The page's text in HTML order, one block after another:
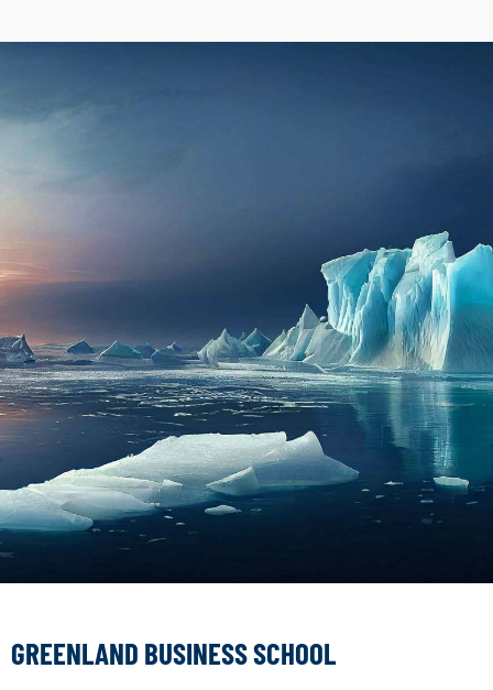
GREENLAND BUSINESS SCHOOL